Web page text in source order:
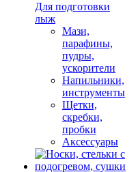
Для подготовки
лыж
Мази,
парафины,
пудры,
ускорители
Напильники,
инструменты
Щетки,
скребки,
пробки
Аксессуары